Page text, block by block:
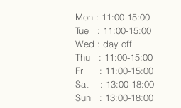
Mon : 11:00-15:00
Tue : 11:00-15:00
Wed : day off
Thu : 11:00-15:00
Fri : 11:00-15:00
​​Sat : 13:00-18:00
​Sun : 13:00-18:00